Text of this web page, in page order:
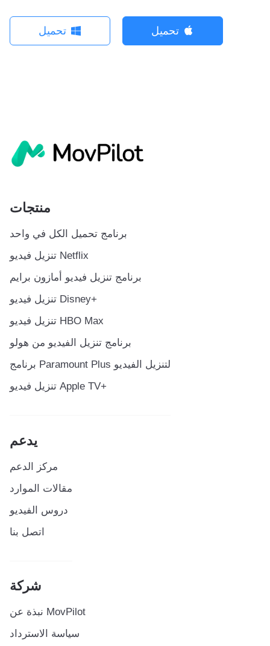
تحميل تحميل
منتجات
برنامج تحميل الكل في واحد
تنزيل فيديو Netflix
برنامج تنزيل فيديو أمازون برايم
تنزيل فيديو Disney+
تنزيل فيديو HBO Max
برنامج تنزيل الفيديو من هولو
برنامج Paramount Plus لتنزيل الفيديو
تنزيل فيديو Apple TV+
يدعم
مركز الدعم
مقالات الموارد
دروس الفيديو
اتصل بنا
شركة
نبذة عن MovPilot
سياسة الاسترداد